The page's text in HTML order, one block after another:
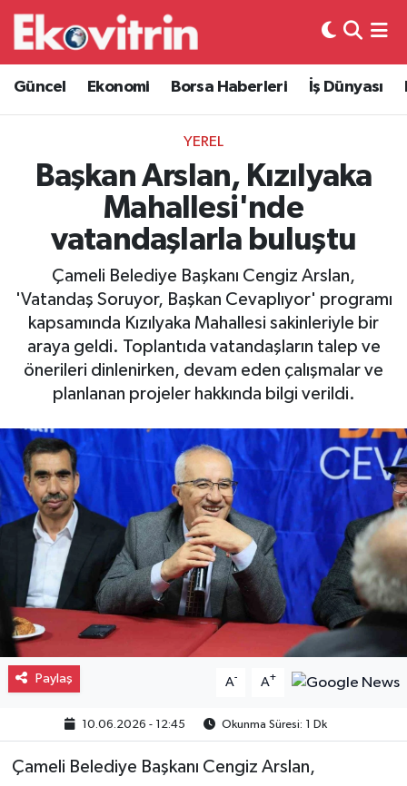
Güncel Ekonomi Borsa Haberleri İş Dünyası
YEREL
Başkan Arslan, Kızılyaka
Mahallesi'nde
vatandaşlarla buluştu
Çameli Belediye Başkanı Cengiz Arslan,
'Vatandaş Soruyor, Başkan Cevaplıyor' programı
kapsamında Kızılyaka Mahallesi sakinleriyle bir
araya geldi. Toplantıda vatandaşların talep ve
önerileri dinlenirken, devam eden çalışmalar ve
planlanan projeler hakkında bilgi verildi.
Paylaş A- A+
10.06.2026 - 12:45 Okunma Süresi: 1 Dk
Çameli Belediye Başkanı Cengiz Arslan,
Güncel
Ekonomi
Borsa Haberleri
İş Dünyası
Lojistik
Otovitrin
Asayiş
Magazin
Gayrimenkul
Spor
Eğitim
Hava Durumu
Trafik Durumu
Süper Lig Puan Durumu ve Fikstür
Tüm Manşetler
Son Dakika Haberleri
Haber Arşivi